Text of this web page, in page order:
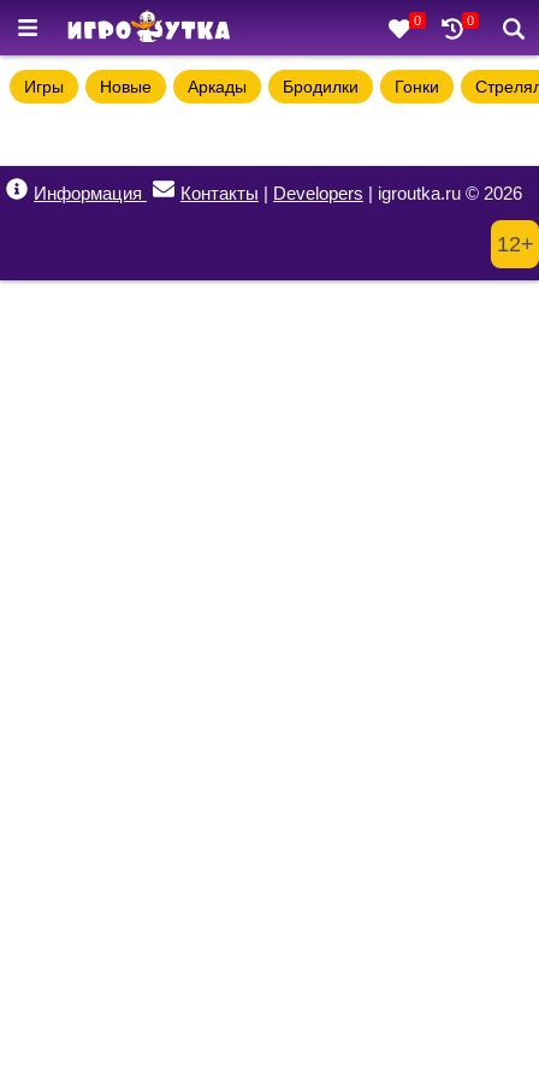
0 0
Игры Новые Аркады Бродилки Гонки
Информация Контакты | Developers | igroutka.ru © 2026
12+